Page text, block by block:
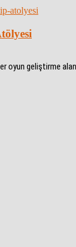
oyun geliştirme